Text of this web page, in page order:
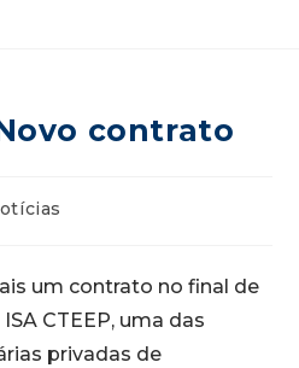
Novo contrato
um contrato no final de
CTEEP, uma das
privadas de